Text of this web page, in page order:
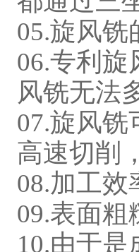
05.旋风
06.专利
风铣无法
07.旋风
高速切削
08.加工效
09.表面粗
10.由于